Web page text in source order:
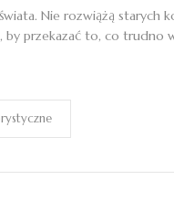
Nie rozwiążą starych
by przekazać to, co trudno